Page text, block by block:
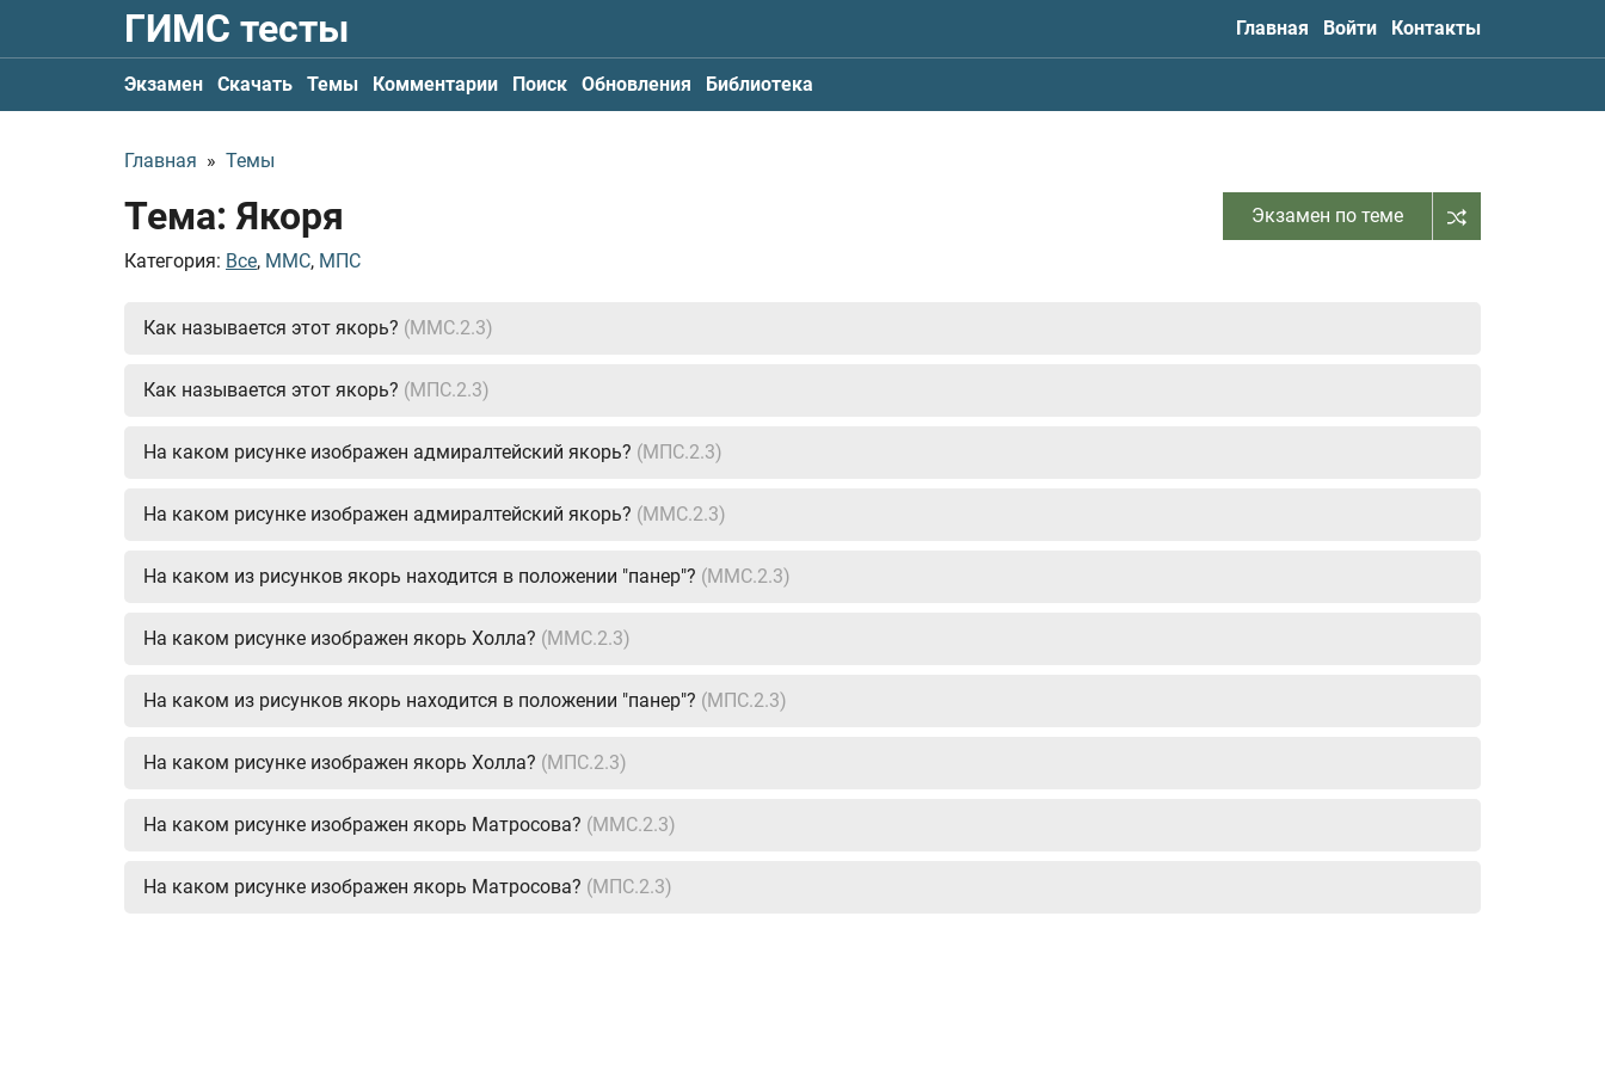
ГИМС тесты Главная Войти Контакты
Экзамен Скачать Темы Комментарии Поиск Обновления Библиотека
Главная » Темы
Тема: Якоря
Категория: Все, ММС, МПС
Экзамен по теме
Как называется этот якорь? (ММС.2.3)
Как называется этот якорь? (МПС.2.3)
На каком рисунке изображен адмиралтейский якорь? (МПС.2.3)
На каком рисунке изображен адмиралтейский якорь? (ММС.2.3)
На каком из рисунков якорь находится в положении "панер"? (ММС.2.3)
На каком рисунке изображен якорь Холла? (ММС.2.3)
На каком из рисунков якорь находится в положении "панер"? (МПС.2.3)
На каком рисунке изображен якорь Холла? (МПС.2.3)
На каком рисунке изображен якорь Матросова? (ММС.2.3)
На каком рисунке изображен якорь Матросова? (МПС.2.3)